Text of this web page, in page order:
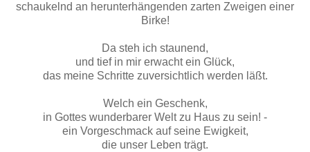
schaukelnd an herunterhängenden zarten Zweigen einer
Birke!
Da steh ich staunend,
und tief in mir erwacht ein Glück,
das meine Schritte zuversichtlich werden läßt.
Welch ein Geschenk,
in Gottes wunderbarer Welt zu Haus zu sein! -
ein Vorgeschmack auf seine Ewigkeit,
die unser Leben trägt.